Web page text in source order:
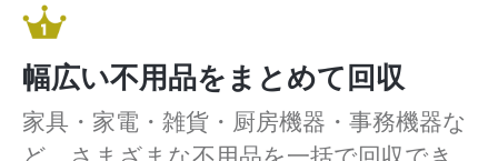
幅広い不用品をまとめて回収
家具・家電・雑貨・厨房機器・事務機器な
ど、さまざまな不用品を一括で回収でき